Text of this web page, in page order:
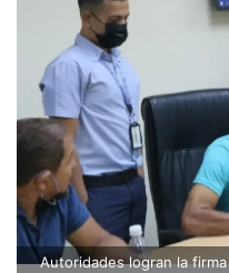
Autoridades logran la